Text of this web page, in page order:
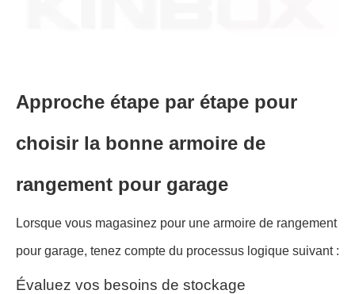
Approche étape par étape pour
choisir la bonne armoire de
rangement pour garage
Lorsque vous magasinez pour une armoire de rangement
pour garage, tenez compte du processus logique suivant :
Évaluez vos besoins de stockage